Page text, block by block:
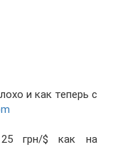
и как теперь с
грн/$ как на